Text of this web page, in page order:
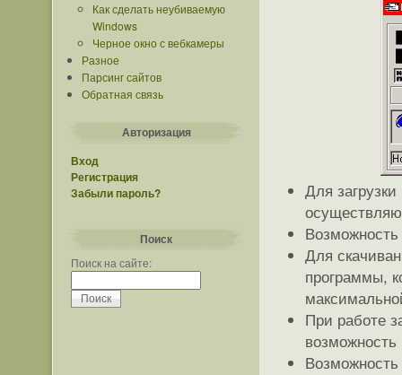
Как сделать неубиваемую
Windows
Черное окно с вебкамеры
Разное
Парсинг сайтов
Обратная связь
Авторизация
Вход
Регистрация
Забыли пароль?
Поиск
Поиск на сайте:
Для
Для
программы,
При работе